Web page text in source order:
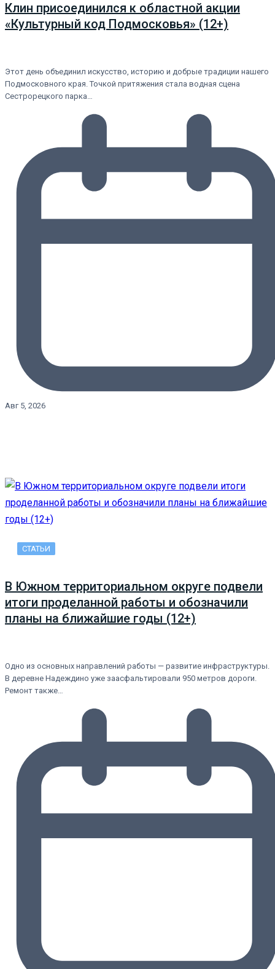
Клин присоединился к областной акции
«Культурный код Подмосковья» (12+)
Этот день объединил искусство, историю и добрые традиции нашего
Подмосковного края. Точкой притяжения стала водная сцена
Сестрорецкого парка…
Авг 5, 2026
СТАТЬИ
В Южном территориальном округе подвели
итоги проделанной работы и обозначили
планы на ближайшие годы (12+)
Одно из основных направлений работы — развитие инфраструктуры.
В деревне Надеждино уже заасфальтировали 950 метров дороги.
Ремонт также…